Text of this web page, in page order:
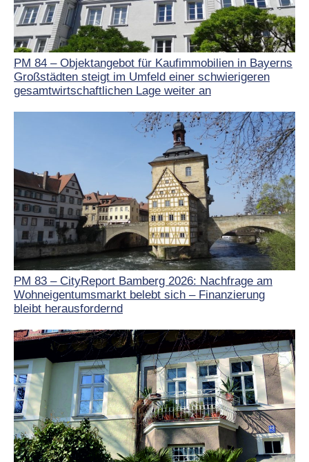
PM 84 – Objektangebot für Kaufimmobilien in Bayerns
Großstädten steigt im Umfeld einer schwierigeren
gesamtwirtschaftlichen Lage weiter an
PM 83 – CityReport Bamberg 2026: Nachfrage am
Wohneigentumsmarkt belebt sich – Finanzierung
bleibt herausfordernd